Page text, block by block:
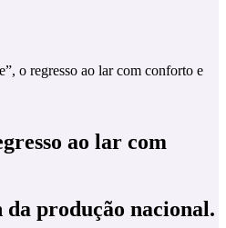
o regresso ao lar com conforto e
ao lar com
da produção nacional.